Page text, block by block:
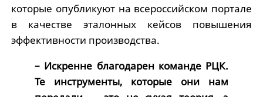
которые опубликуют на всероссийском портале
в качестве эталонных кейсов повышения
эффективности производства.
– Искренне благодарен команде РЦК.
Те инструменты, которые они нам